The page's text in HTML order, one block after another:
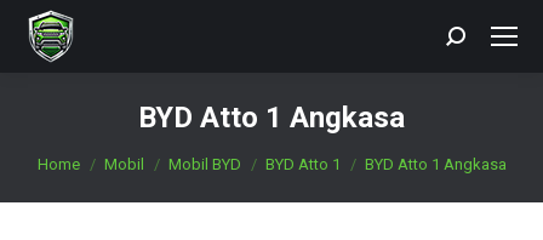
Search:
BYD Atto 1 Angkasa
You are here:
Home Mobil Mobil BYD BYD Atto 1 BYD Atto 1 Angkasa